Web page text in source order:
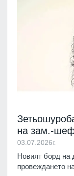
на зам.-
03.07.2026г.
Новият борд на
провеждането